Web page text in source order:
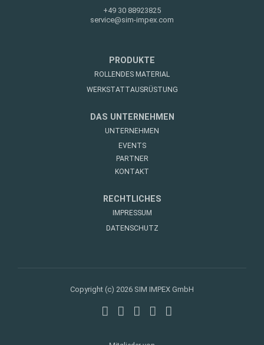
+49 30 88923825
service@sim-impex.com
PRODUKTE
ROLLENDES MATERIAL
WERKSTATTAUSRÜSTUNG
DAS UNTERNEHMEN
UNTERNEHMEN
EVENTS
PARTNER
KONTAKT
RECHTLICHES
IMPRESSUM
DATENSCHUTZ
Copyright (c) 2026 SIM IMPEX GmbH